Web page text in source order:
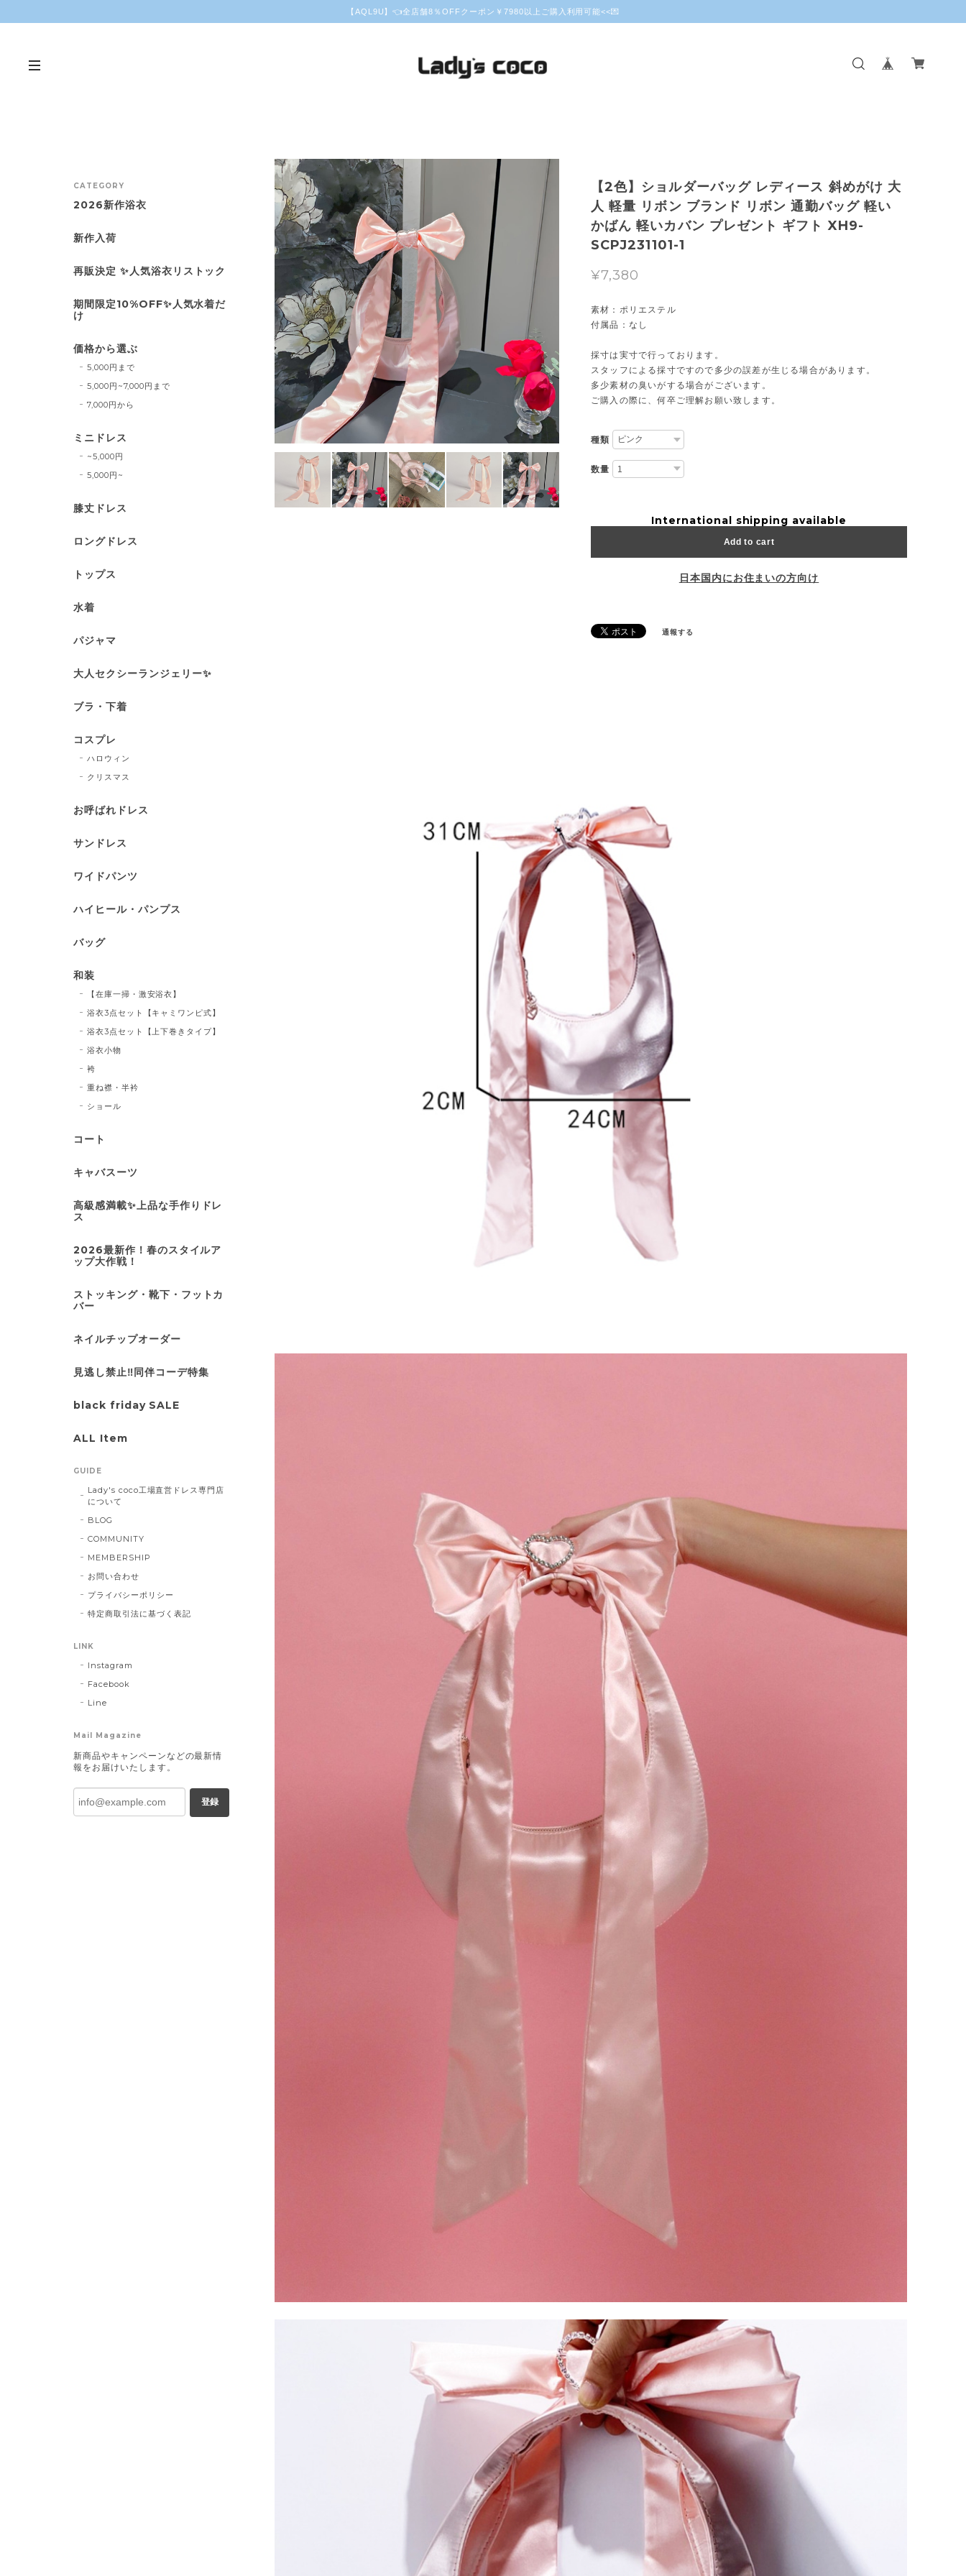
【AQL9U】👈全店舗8％OFFクーポン￥7980以上ご購入利用可能<<💌
【2色】ショルダーバッグ レディース 斜めがけ 大
人 軽量 リボン ブランド リボン 通勤バッグ 軽い
かばん 軽いカバン プレゼント ギフト XH9-
SCPJ231101-1
¥7,380
素材：ポリエステル
付属品：なし
採寸は実寸で行っております。
スタッフによる採寸ですので多少の誤差が生じる場合があります。
多少素材の臭いがする場合がございます。
ご購入の際に、何卒ご理解お願い致します。
種類
数量
International shipping available
Add to cart
日本国内にお住まいの方向け
通報する
CATEGORY
2026新作浴衣
新作入荷
再販決定 ✨人気浴衣リストック
期間限定10%OFF✨人気水着だ
け
価格から選ぶ
5,000円まで
5,000円~7,000円まで
7,000円から
ミニドレス
~5,000円
5,000円~
膝丈ドレス
ロングドレス
トップス
水着
パジャマ
大人セクシーランジェリー✨
ブラ・下着
コスプレ
ハロウィン
クリスマス
お呼ばれドレス
サンドレス
ワイドパンツ
ハイヒール・パンプス
バッグ
和装
【在庫一掃・激安浴衣】
浴衣3点セット【キャミワンピ式】
浴衣3点セット【上下巻きタイプ】
浴衣小物
袴
重ね襟・半衿
ショール
コート
キャバスーツ
高級感満載✨上品な手作りドレ
ス
2026最新作！春のスタイルア
ップ大作戦！
ストッキング・靴下・フットカ
バー
ネイルチップオーダー
見逃し禁止‼同伴コーデ特集
black friday SALE
ALL Item
GUIDE
Lady's coco工場直営ドレス専門店
について
BLOG
COMMUNITY
MEMBERSHIP
お問い合わせ
プライバシーポリシー
特定商取引法に基づく表記
LINK
Instagram
Facebook
Line
Mail Magazine
新商品やキャンペーンなどの最新情
報をお届けいたします。
登録